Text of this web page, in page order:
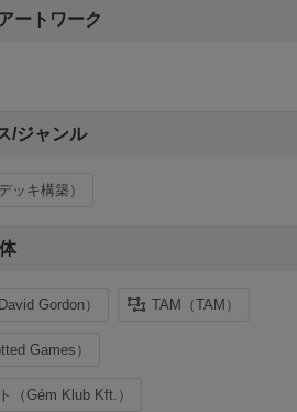
ートワーク
/ジャンル
ッキ構築）
Gordon） TAM（TAM）
Games）
（Gém Klub Kft.）